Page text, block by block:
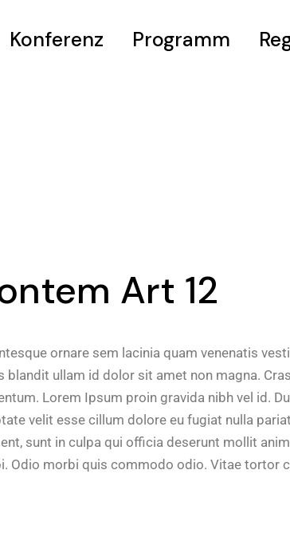
Konferenz Programm
Art 12
ornare sem lacinia quam venenatis
blandit ullam id dolor sit amet non magna.
Lorem Ipsum proin gravida nibh vel id.
velit esse cillum dolore eu fugiat nulla
sunt in culpa qui officia deserunt mollit
Odio morbi quis commodo odio. Vitae tortor